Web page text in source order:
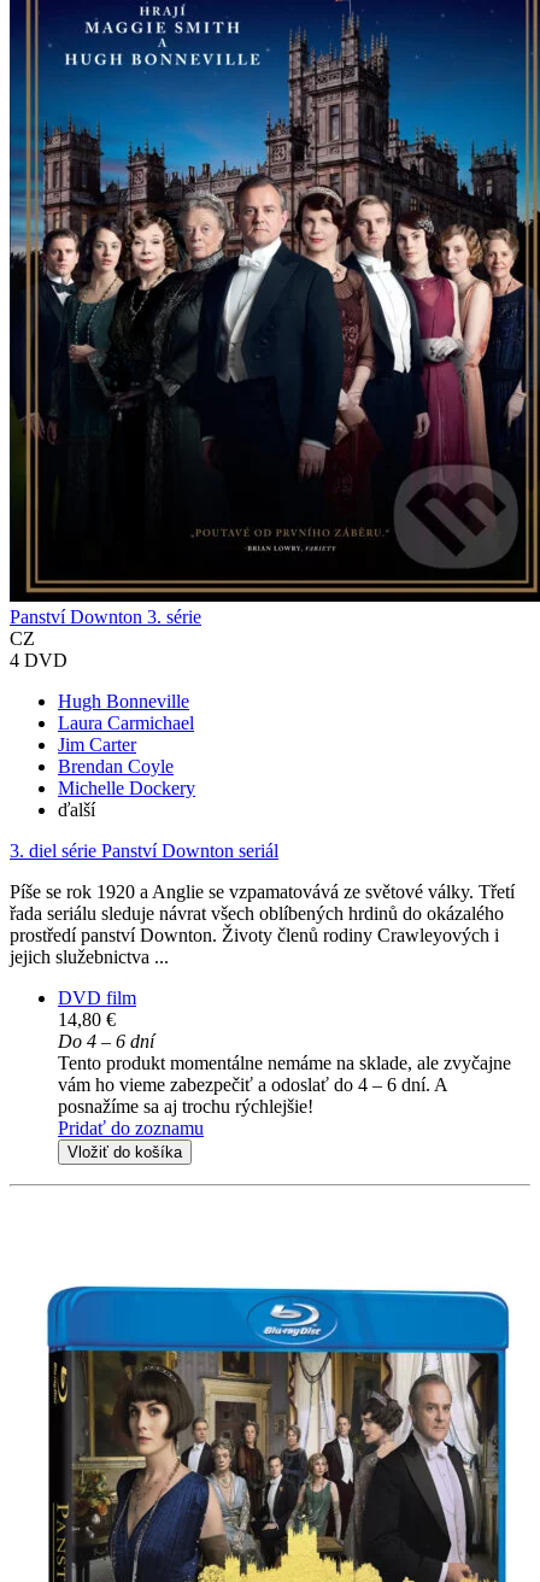
Panství Downton 3. série
CZ
4 DVD
Hugh Bonneville
Laura Carmichael
Jim Carter
Brendan Coyle
Michelle Dockery
ďalší
3. diel série Panství Downton seriál
Píše se rok 1920 a Anglie se vzpamatovává ze světové války. Třetí
řada seriálu sleduje návrat všech oblíbených hrdinů do okázalého
prostředí panství Downton. Životy členů rodiny Crawleyových i
jejich služebnictva ...
DVD film
14,80 €
Do 4 – 6 dní
Tento produkt momentálne nemáme na sklade, ale zvyčajne
vám ho vieme zabezpečiť a odoslať do 4 – 6 dní. A
posnažíme sa aj trochu rýchlejšie!
Pridať do zoznamu
Vložiť do košíka